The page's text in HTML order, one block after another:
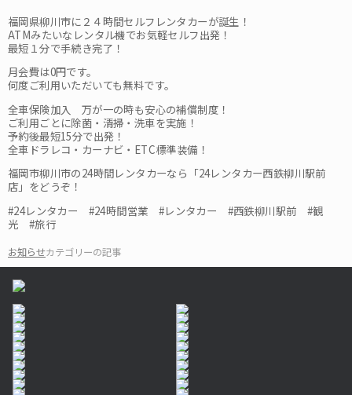
福岡県柳川市に２４時間セルフレンタカーが誕生！
ATMみたいなレンタル機でお気軽セルフ出発！
最短１分で手続き完了！
月会費は0円です。
何度ご利用いただいても無料です。
全車保険加入 万が一の時も安心の補償制度！
ご利用ごとに除菌・清掃・洗車を実施！
予約後最短15分で出発！
全車ドラレコ・カーナビ・ETC標準装備！
福岡市柳川市の24時間レンタカーなら「24レンタカー西鉄柳川駅前
店」をどうぞ！
#24レンタカー #24時間営業 #レンタカー #西鉄柳川駅前 #観
光 #旅行
お知らせカテゴリーの記事